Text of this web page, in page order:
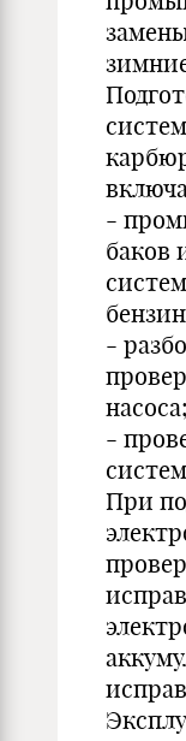
-
баков
-
насоса;
-
При